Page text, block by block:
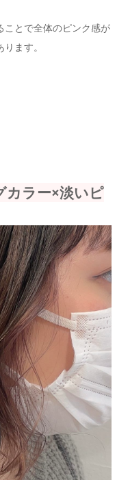
ことで全体のピンク感が
ます。
カラー×淡いピ